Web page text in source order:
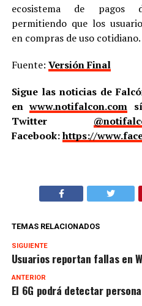
ecosistema de pagos
permitiendo que los
en compras de uso cotidiano.
Fuente: Versión Final
Sigue las noticias de
enwww.notifalcon.com
Twitter
Facebook:https://
TEMAS RELACIONADOS
SIGUIENTE
Usuarios reportan fallas en
ANTERIOR
El 6G podrá detectar